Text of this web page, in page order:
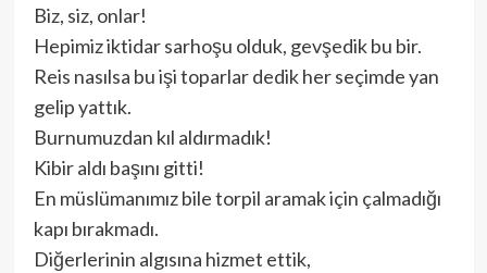
Biz, siz, onlar!
Hepimiz iktidar sarhoşu olduk, gevşedik bu bir.
Reis nasılsa bu işi toparlar dedik her seçimde yan
gelip yattık.
Burnumuzdan kıl aldırmadık!
Kibir aldı başını gitti!
En müslümanımız bile torpil aramak için çalmadığı
kapı bırakmadı.
Diğerlerinin algısına hizmet ettik,